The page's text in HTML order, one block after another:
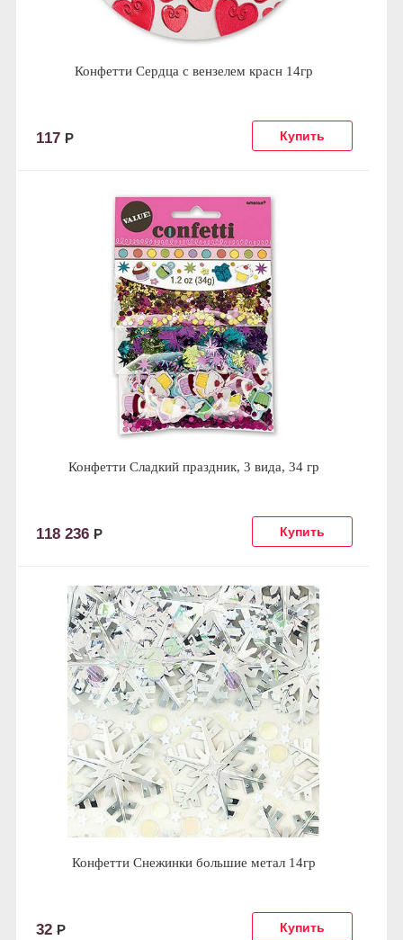
Конфетти Сердца с вензелем красн 14гр
117 Р
Конфетти Сладкий праздник, 3 вида, 34 гр
118 236 Р
Конфетти Снежинки большие метал 14гр
32 Р